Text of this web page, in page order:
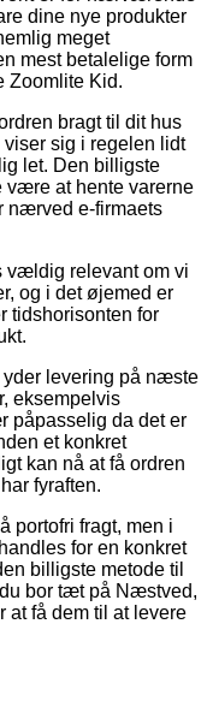
dine nye produkter
meget
mest betalelige form
Zoomlite Kid.
bragt til dit hus
sig i regelen lidt
let. Den billigste
være at hente varerne
nærved e-firmaets
vældig relevant om vi
og i det øjemed er
tidshorisonten for
yder levering på næste
eksempelvis
påpasselig da det er
et konkret
kan nå at få ordren
fyraften.
portofri fragt, men i
for en konkret
billigste metode til
bor tæt på Næstved,
at få dem til at levere